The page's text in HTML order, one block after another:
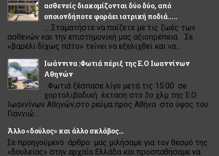
ασθενείς διακομίζονται δύο δύο, από
οποιονδήποτε φοράει ιατρική ποδιά.....
.....Σταματήστε να παίζετε με τις ζωές των
ασθενών και την επιστημονική μας αξιοπρέπεια. Σε
«βαρέλι δίχως πάτο» τείνει να εξελιχθεί και να...
Ιωάννινα :Φωτιά πέριξ της Ε.Ο Ιωαννίνων
Αθηνών
Φωτιά ξέσπασε λίγο μετά τις 15:00 σε
χορτολιβαδική έκταση στο 3ο χλμ της Ε.Ο
Ιωαννίνων Αθηνών,στο ρεύμα προς Αθήνα στο ύψος του
Γιαννιώ...
Άλλο «δούλος» και άλλο σκλάβος…
Σε προηγούμενο άρθρο μας μιλήσαμε για τον θεσμό της
«δουλείας» στην αρχαία Ελλάδα και προσπαθήσαμε να